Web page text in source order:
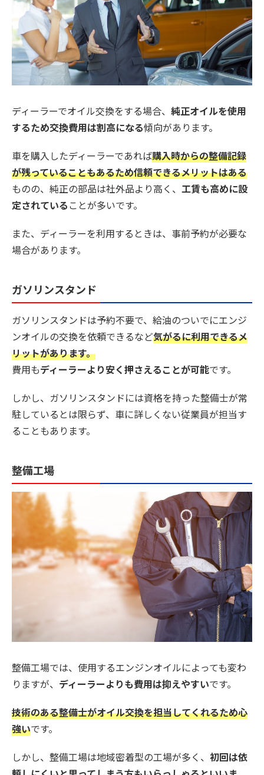
ディーラーでオイル交換をする場合、 純正オイルを使用
するため交換費用は割高になる傾向があります。
車を購入したディーラーであれば購入時からの整備記録
が残っていることもあるため信頼できるメリットはある
ものの、純正の部品は社外品より高く、 工賃も高めに設
定されている ことが多いです。
また、ディーラーを利用するときは、事前予約が必要な
場合があります。
ガソリンスタンド
ガソリンスタンドは予約不要で、給油のついでにエンジ
ンオイルの交換を依頼できるなど気がるに利用できるメ
リットがあります。
費用もディーラーより安く押さえることが可能です。
しかし、ガソリンスタンドには資格を持った整備士が常
駐しているとは限らず、 車に詳しくない従業員が担当す
ることもあります。
整備工場
整備工場では、使用するエンジンオイルによっても変わ
りますが、 ディーラーよりも費用は抑えやすいです。
技術のある整備士がオイル交換を担当してくれるため心
強いです。
しかし、整備工場は地域密着型の工場が多く、 初回は依